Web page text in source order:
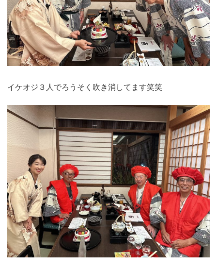
イケオジ３人でろうそく吹き消してます笑笑